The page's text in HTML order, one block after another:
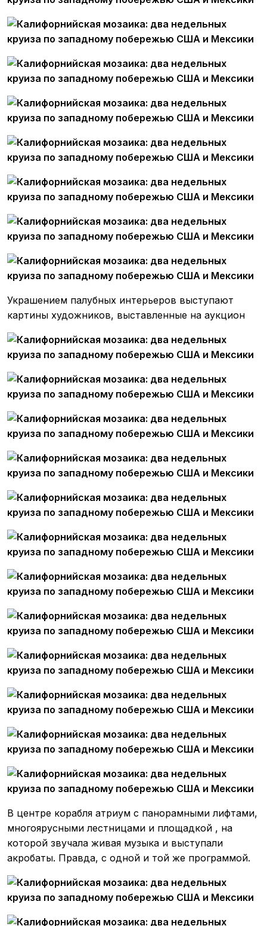
Украшением палубных интерьеров выступают
картины художников, выставленные на аукцион
В центре корабля атриум с панорамными лифтами,
многоярусными лестницами и площадкой , на
которой звучала живая музыка и выступали
акробаты. Правда, с одной и той же программой.